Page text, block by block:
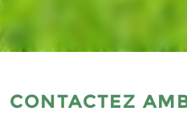
CONTACTEZ